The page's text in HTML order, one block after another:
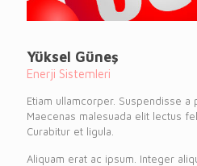
Yüksel Güneş
Enerji Sistemleri
Etiam ullamcorper. Suspendisse a
Maecenas malesuada elit lectus
Curabitur et ligula.
Aliquam erat ac ipsum. Integer